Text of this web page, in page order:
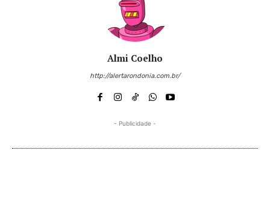
Almi Coelho
http://alertarondonia.com.br/
- Publicidade -